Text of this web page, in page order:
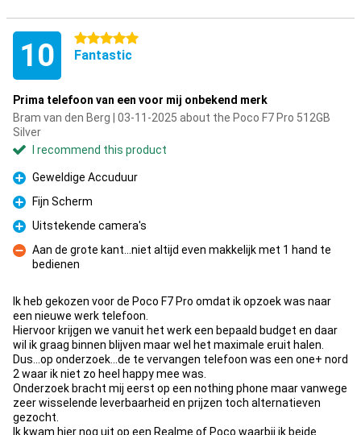
10 5 stars
Fantastic
Prima telefoon van een voor mij onbekend merk
Bram van den Berg | 03-11-2025 about the Poco F7 Pro 512GB
Silver
I recommend this product
Pro
Geweldige Accuduur
Pro
Fijn Scherm
Pro
Uitstekende camera's
Con
Aan de grote kant...niet altijd even makkelijk met 1 hand te
bedienen
Ik heb gekozen voor de Poco F7 Pro omdat ik opzoek was naar
een nieuwe werk telefoon.
Hiervoor krijgen we vanuit het werk een bepaald budget en daar
wil ik graag binnen blijven maar wel het maximale eruit halen.
Dus...op onderzoek...de te vervangen telefoon was een one+ nord
2 waar ik niet zo heel happy mee was.
Onderzoek bracht mij eerst op een nothing phone maar vanwege
zeer wisselende leverbaarheid en prijzen toch alternatieven
gezocht.
Ik kwam hier nog uit op een Realme of Poco waarbij ik beide